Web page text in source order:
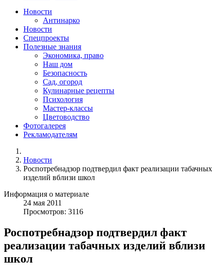
Новости
Антинарко
Новости
Спецпроекты
Полезные знания
Экономика, право
Наш дом
Безопасность
Сад, огород
Кулинарные рецепты
Психология
Мастер-классы
Цветоводство
Фотогалерея
Рекламодателям
Новости
Роспотребнадзор подтвердил факт реализации табачных
изделий вблизи школ
Информация о материале
24 мая 2011
Просмотров: 3116
Роспотребнадзор подтвердил факт
реализации табачных изделий вблизи
школ